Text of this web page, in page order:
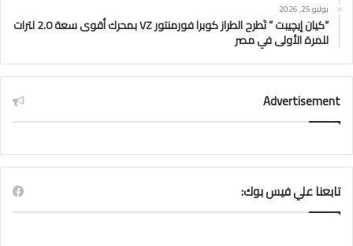
يوليو 25, 2026
“كيان إيچيبت ” تَطرح الطراز كوبرا فورمنتور VZ بمحرك أقوى سعة 2.0 لترات
للمرة الأولى في مصر
Advertisement
تابعنا علي فيس بوك: